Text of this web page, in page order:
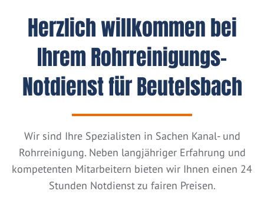
Herzlich willkommen bei
Ihrem Rohrreinigungs-
Notdienst für Beutelsbach
Wir sind Ihre Spezialisten in Sachen Kanal- und
Rohrreinigung. Neben langjähriger Erfahrung und
kompetenten Mitarbeitern bieten wir Ihnen einen 24
Stunden Notdienst zu fairen Preisen.